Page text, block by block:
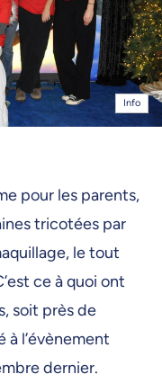
Info
pour les parents,
tricotées par
le tout
ce à quoi ont
soit près de
à l’évènement
dernier.